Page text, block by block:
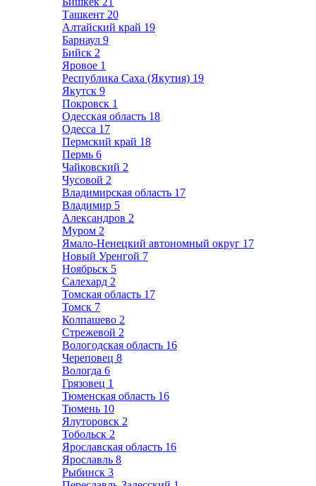
Ташкент 20
Алтайский край 19
Барнаул 9
Бийск 2
Яровое 1
Республика Саха (Якутия) 19
Якутск 9
Покровск 1
Одесская область 18
Одесса 17
Пермский край 18
Пермь 6
Чайковский 2
Чусовой 2
Владимирская область 17
Владимир 5
Александров 2
Муром 2
Ямало-Ненецкий автономный округ 17
Новый Уренгой 7
Ноябрьск 5
Салехард 2
Томская область 17
Томск 7
Колпашево 2
Стрежевой 2
Вологодская область 16
Череповец 8
Вологда 6
Грязовец 1
Тюменская область 16
Тюмень 10
Ялуторовск 2
Тобольск 2
Ярославская область 16
Ярославль 8
Рыбинск 3